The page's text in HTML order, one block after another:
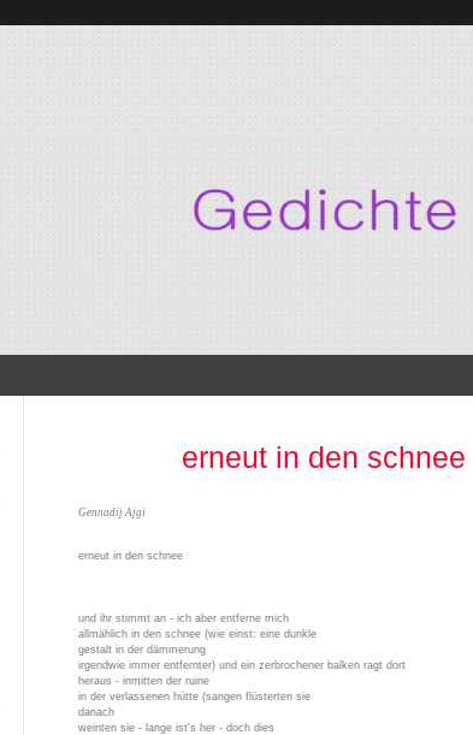
erneut in den schnee
Gennadij Ajgi
erneut in den schnee
und ihr stimmt an - ich aber entferne mich
allmählich in den schnee (wie einst: eine dunkle
gestalt in der dämmerung
irgendwie immer entfernter) und ein zerbrochener balken ragt dort
heraus - inmitten der ruine
in der verlassenen hütte (sangen flüsterten sie
danach
weinten sie - lange ist's her - doch dies